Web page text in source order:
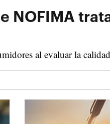
NOFIMA
al evaluar la